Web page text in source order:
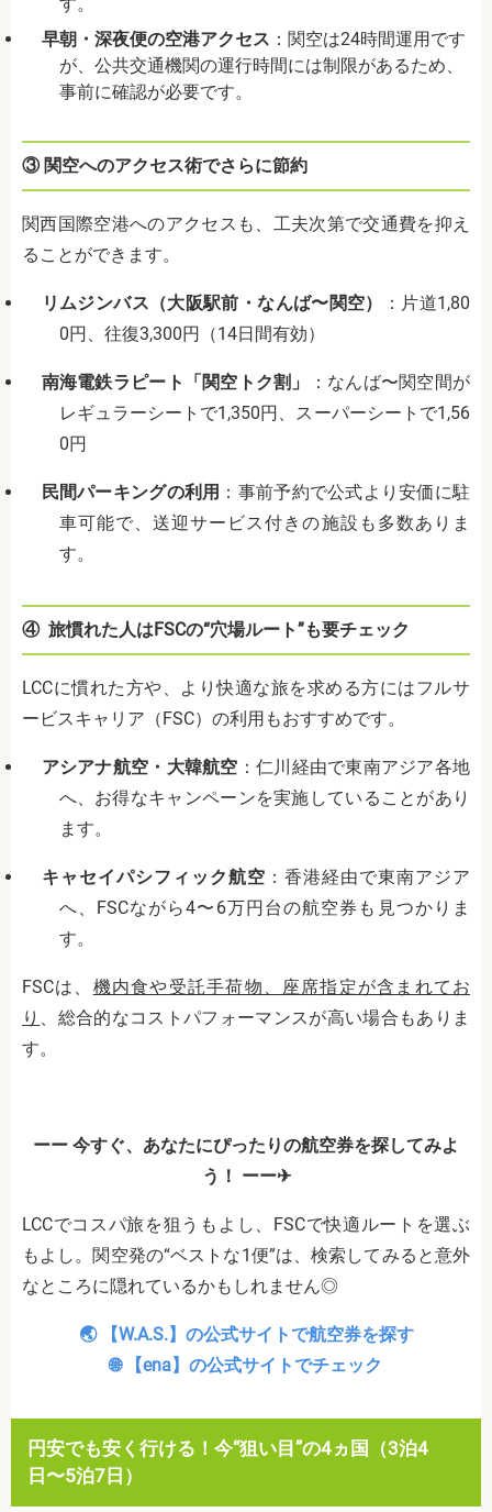
早朝・深夜便の空港アクセス ： 関空は24時間運用です
が、公共交通機関の運行時間には制限があるため、
事前に確認が必要です。
③ 関空へのアクセス術でさらに節約
関西国際空港へのアクセスも、工夫次第で交通費を抑え
ることができます。
リムジンバス（大阪駅前・なんば〜関空） ： 片道1,80
0円、往復3,300円（14日間有効）
南海電鉄ラピート「関空トク割」 ： なんば〜関空間が
レギュラーシートで1,350円、スーパーシートで1,56
0円
民間パーキングの利用 ： 事前予約で公式より安価に駐
車可能で、送迎サービス付きの施設も多数ありま
す。
④ 旅慣れた人はFSCの“穴場ルート”も要チェック
LCCに慣れた方や、より快適な旅を求める方にはフルサ
ービスキャリア（FSC）の利用もおすすめです。
アシアナ航空・大韓航空 ： 仁川経由で東南アジア各地
へ、お得なキャンペーンを実施していることがあり
ます。
キャセイパシフィック航空 ： 香港経由で東南アジア
へ、FSCながら4〜6万円台の航空券も見つかりま
す。
FSCは、 機内食や受託手荷物、座席指定が含まれてお
り 、総合的なコストパフォーマンスが高い場合もありま
す。
ーー 今すぐ、あなたにぴったりの航空券を探してみよ
う！ ーー✈︎
LCCでコスパ旅を狙うもよし、FSCで快適ルートを選ぶ
もよし。関空発の“ベストな1便”は、検索してみると意外
なところに隠れているかもしれません◎
🌏 【W.A.S.】の公式サイトで航空券を探す
🌐 【ena】の公式サイトでチェック
円安でも安く行ける！今“狙い目”の4ヵ国（3泊4
日〜5泊7日）